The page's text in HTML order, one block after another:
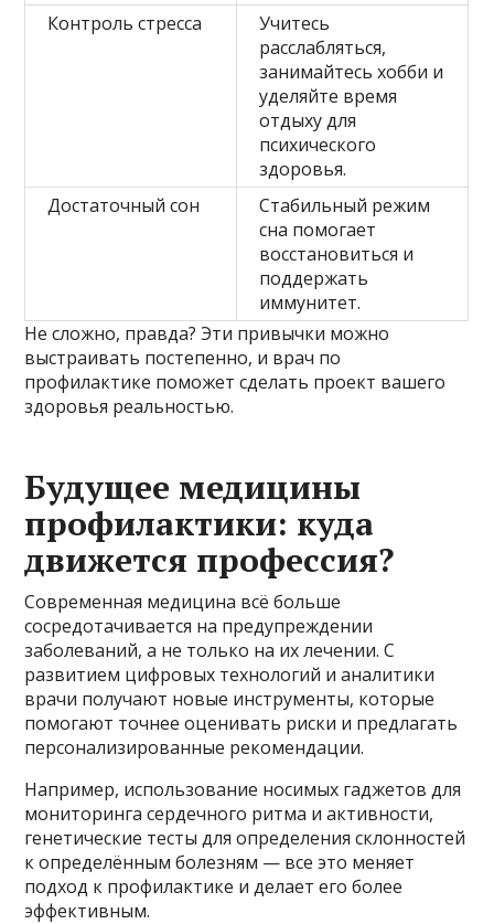
Контроль стресса
Учитесь
расслабляться,
занимайтесь хобби и
уделяйте время
отдыху для
психического
здоровья.
Достаточный сон
Стабильный режим
сна помогает
восстановиться и
поддержать
иммунитет.
Не сложно, правда? Эти привычки можно
выстраивать постепенно, и врач по
профилактике поможет сделать проект вашего
здоровья реальностью.
Будущее медицины
профилактики: куда
движется профессия?
Современная медицина всё больше
сосредотачивается на предупреждении
заболеваний, а не только на их лечении. С
развитием цифровых технологий и аналитики
врачи получают новые инструменты, которые
помогают точнее оценивать риски и предлагать
персонализированные рекомендации.
Например, использование носимых гаджетов для
мониторинга сердечного ритма и активности,
генетические тесты для определения склонностей
к определённым болезням — все это меняет
подход к профилактике и делает его более
эффективным.